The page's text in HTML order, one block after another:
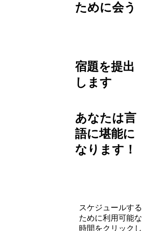
ために会う
宿題を提出
します
あなたは言
語に堪能に
なります！
スケジュールする
ために利用可能な
時間をクリックし